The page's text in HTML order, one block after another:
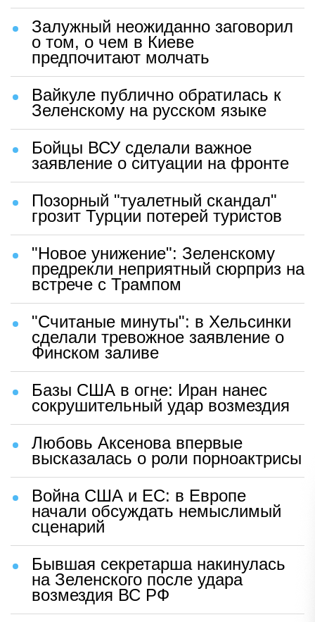
Залужный неожиданно заговорил
о том, о чем в Киеве
предпочитают молчать
Вайкуле публично обратилась к
Зеленскому на русском языке
Бойцы ВСУ сделали важное
заявление о ситуации на фронте
Позорный "туалетный скандал"
грозит Турции потерей туристов
"Новое унижение": Зеленскому
предрекли неприятный сюрприз на
встрече с Трампом
"Считаные минуты": в Хельсинки
сделали тревожное заявление о
Финском заливе
Базы США в огне: Иран нанес
сокрушительный удар возмездия
Любовь Аксенова впервые
высказалась о роли порноактрисы
Война США и ЕС: в Европе
начали обсуждать немыслимый
сценарий
Бывшая секретарша накинулась
на Зеленского после удара
возмездия ВС РФ